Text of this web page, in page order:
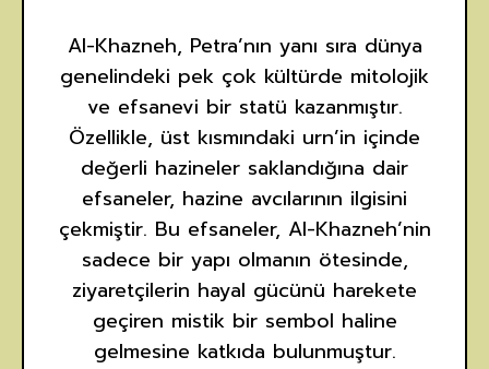
Al-Khazneh, Petra’nın yanı sıra dünya
genelindeki pek çok kültürde mitolojik
ve efsanevi bir statü kazanmıştır.
Özellikle, üst kısmındaki urn’in içinde
değerli hazineler saklandığına dair
efsaneler, hazine avcılarının ilgisini
çekmiştir. Bu efsaneler, Al-Khazneh’nin
sadece bir yapı olmanın ötesinde,
ziyaretçilerin hayal gücünü harekete
geçiren mistik bir sembol haline
gelmesine katkıda bulunmuştur.